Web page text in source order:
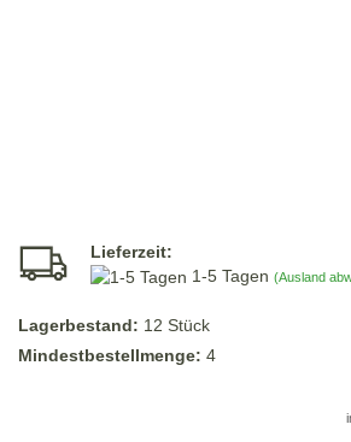
Lieferzeit:
1-5 Tagen (Ausland
Lagerbestand: 12 Stück
Mindestbestellmenge: 4